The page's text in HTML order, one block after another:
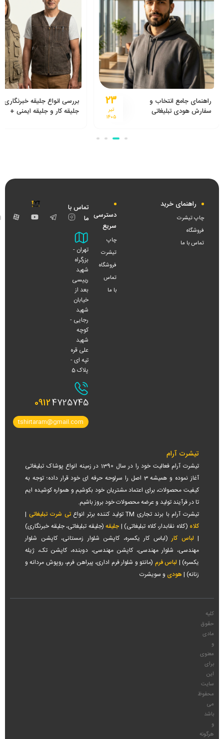
۲۳
تیر
۱۴۰۵
راهنمای جامع انتخاب و
سفارش هودی تبلیغاتی
بررسی انواع جلیقه خبرنگاری،
جلیقه کار و جلیقه ایمنی +
راهنمای خرید
چاپ تیشرت
فروشگاه
تماس با ما
دسترسی
سریع
چاپ
تیشرت
فروشگاه
تماس
با ما
تماس با
ما
تهران -
بزرگراه
شهید
رییسی
بعد از
خیابان
شهید
رجایی -
کوچه
شهید
علی قره
تپه ای -
پلاک 5
09124725745
tshirtaram@gmail.com
اینستاگرام تلگرام یوتیوب
تیشرت آرام
تیشرت آرام فعالیت خود را در سال 1390 در زمینه انواع پوشاک تبلیغاتی
آغاز نموده و همیشه 3 اصل را سرلوحه حرفه ای خود قرار داده؛ توجه به
کیفیت محصولات، برای اعتماد مشتریان خود بکوشیم و همواره کوشیده ایم
تا در فرآیند تولید و عرضه محصولات خود بروز باشیم.
تیشرت آرام با برند تجاری TM تولید کننده برتر انواع
تی شرت تبلیغاتی |
کلاه (کلاه نقابدار، کلاه تبلیغاتی) | جلیقه (جلیقه تبلیغاتی، جلیقه خبرنگاری)
| لباس کار (لباس کار یکسره، کاپشن شلوار زمستانی، کاپشن شلوار
مهندسی، شلوار مهندسی، کاپشن مهندسی، دوبنده، کاپشن تک، ژیله
یکسره) | لباس فرم (مانتو و شلوار فرم اداری، پیراهن فرم، روپوش مردانه و
زنانه) | هودی و سویشرت
کلیه
حقوق
مادی
و
معنوی
برای
این
سایت
محفوظ
می
باشد
و
هرگونه